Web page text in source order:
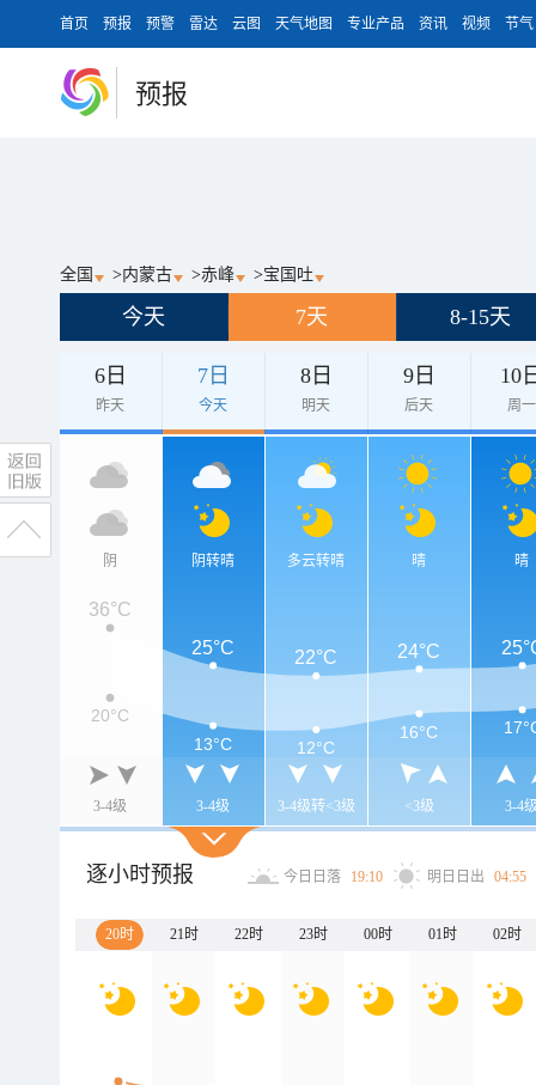
首页 预报 预警 雷达 云图 天气地图 专业产品 资讯 视频 节气
预报
全国 >内蒙古 >赤峰 >宝国吐
今天 7天 8-15天
6日
昨天
7日
今天
8日
明天
9日
后天
10
周一
阴
3-4级
阴转晴
3-4级
多云转晴
3-4级转<3级
晴
<3级
晴
3-4
36°C
25°C
22°C 24°C
20°C
13°C
12°C
16°C
逐小时预报 今日日落 19:10 明日日出 04:55
20时 21时 22时 23时 00时 01时 02时